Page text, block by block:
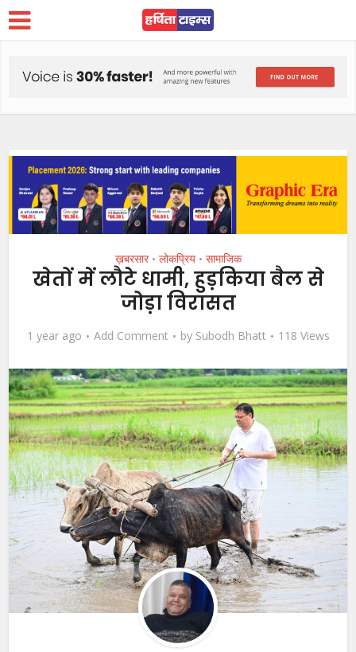
ख़बरसार • लोकप्रिय • सामाजिक
खेतों में लौटे धामी, हुड़किया बैल से
जोड़ा विरासत
1 year ago Add Comment by Subodh Bhatt 118 Views